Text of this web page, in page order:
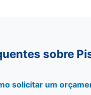
sobre
solicitar um